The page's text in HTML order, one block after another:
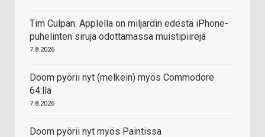
Tim Culpan: Applella on miljardin edestä iPhone-
puhelinten siruja odottamassa muistipiirejä
7.8.2026
Doom pyörii nyt (melkein) myös Commodore
64:llä
7.8.2026
Doom pyörii nyt myös Paintissa